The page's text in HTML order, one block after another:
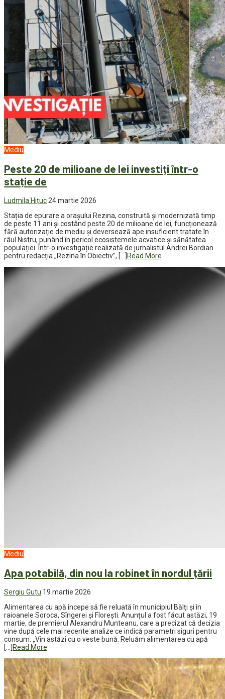
Mediu
Peste 20 de milioane de lei investiți într-o
stație de
Ludmila Hițuc 24 martie 2026
Stația de epurare a orașului Rezina, construită și modernizată timp
de peste 11 ani și costând peste 20 de milioane de lei, funcționează
fără autorizație de mediu și deversează ape insuficient tratate în
râul Nistru, punând în pericol ecosistemele acvatice și sănătatea
populației. Într-o investigație realizată de jurnalistul Andrei Bordian
pentru redacția „Rezina în Obiectiv”, […]
Read More
Mediu
Apa potabilă, din nou la robinet în nordul țării
Sergiu Gutu 19 martie 2026
Alimentarea cu apă începe să fie reluată în municipiul Bălți și în
raioanele Soroca, Sîngerei și Florești. Anunțul a fost făcut astăzi, 19
martie, de premierul Alexandru Munteanu, care a precizat că decizia
vine după cele mai recente analize ce indică parametri siguri pentru
consum. „Vin astăzi cu o veste bună. Reluăm alimentarea cu apă
[…]
Read More